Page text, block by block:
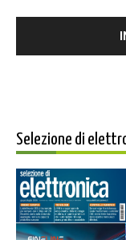
Selezione di